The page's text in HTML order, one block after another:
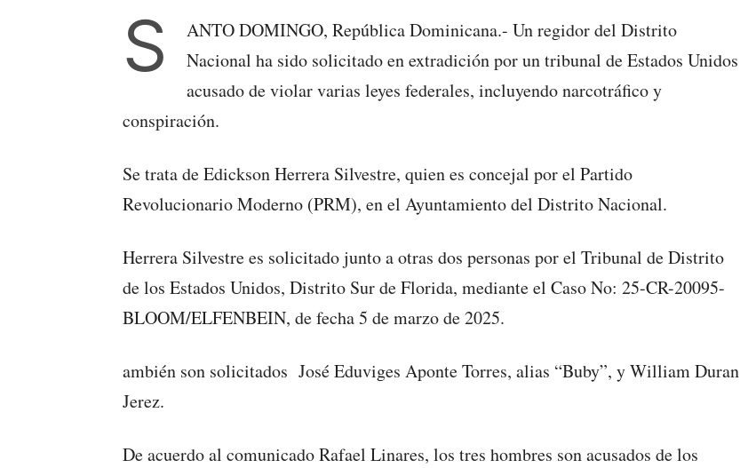
S
ANTO DOMINGO, República Dominicana.- Un regidor del Distrito
Nacional ha sido solicitado en extradición por un tribunal de Estados Unidos
acusado de violar varias leyes federales, incluyendo narcotráfico y
conspiración.
Se trata de Edickson Herrera Silvestre, quien es concejal por el Partido
Revolucionario Moderno (PRM), en el Ayuntamiento del Distrito Nacional.
Herrera Silvestre es solicitado junto a otras dos personas por el Tribunal de Distrito
de los Estados Unidos, Distrito Sur de Florida, mediante el Caso No: 25-CR-20095-
BLOOM/ELFENBEIN, de fecha 5 de marzo de 2025.
ambién son solicitados José Eduviges Aponte Torres, alias “Buby”, y William Duran
Jerez.
De acuerdo al comunicado Rafael Linares, los tres hombres son acusados de los